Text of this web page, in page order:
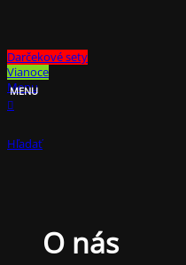
Darčekové sety
Vianoce
Menu
Hľadať
O nás